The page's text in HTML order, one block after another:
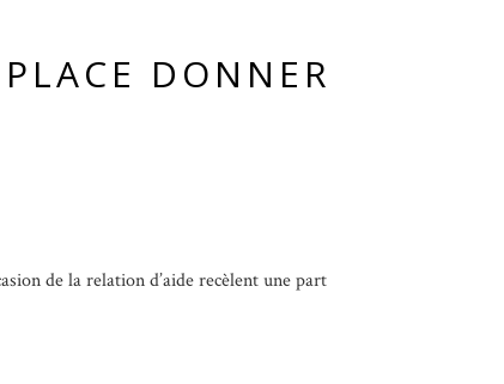
DONNER
de la relation d’aide recèlent une part